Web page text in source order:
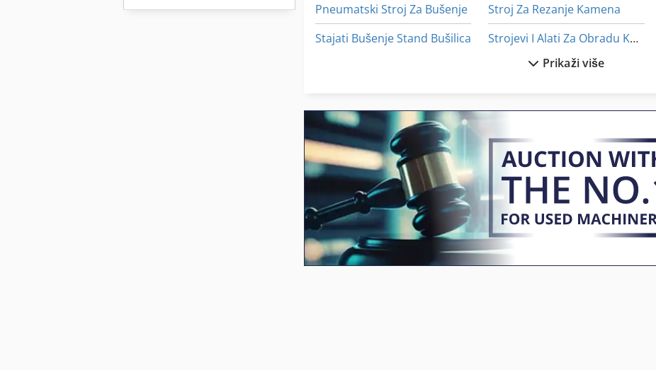
Pneumatski Stroj Za Bušenje
Stajati Bušenje Stand Bušilica
Stolni Strojevi Za Bušenje
Stroj Za Brušenje
Stroj Za Rezanje Kamena
Strojevi I Alati Za Obradu Kamena
Strojevi Za Brušenje
Strojevi Za Obrubljivanje
Prikaži više